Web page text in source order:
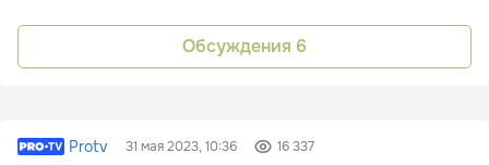
Обсуждения 6
Protv 31 мая 2023, 10:36 16 337